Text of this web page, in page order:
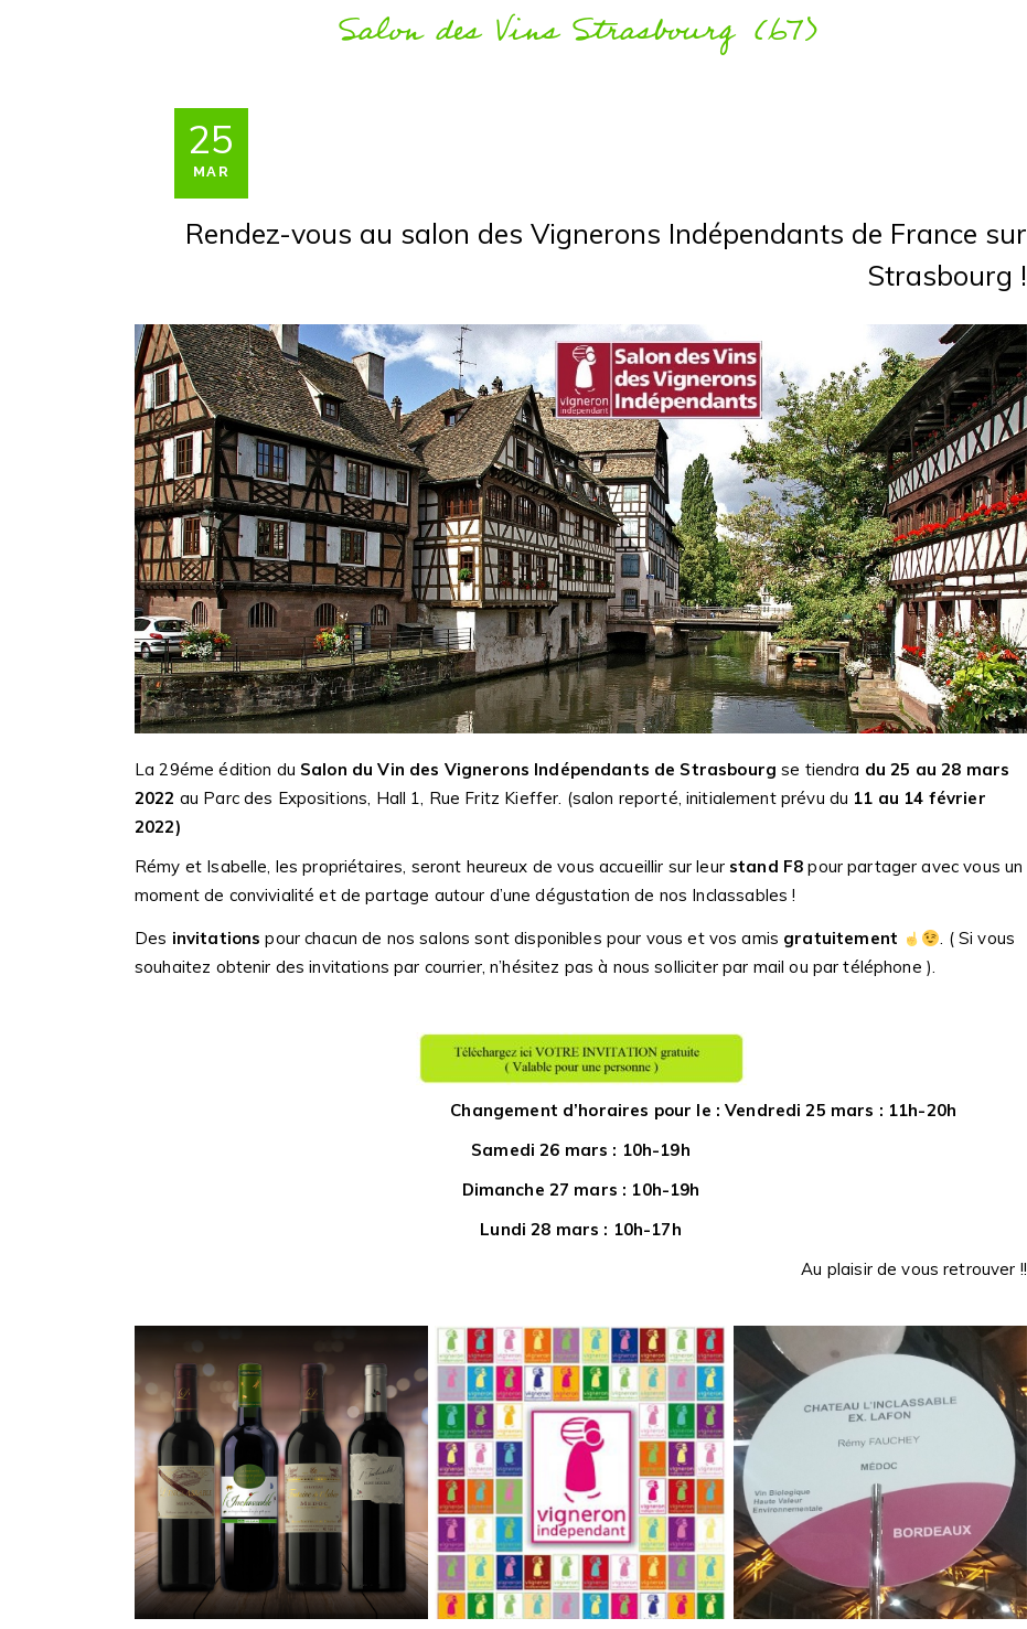
Salon des Vins Strasbourg (67)
25
MAR
Rendez-vous au salon des Vignerons Indépendants de France sur
Strasbourg !
La29éme édition du Salon du Vin des Vignerons Indépendants de Strasbourgse tiendra du 25 au 28 mars
2022 au Parc des Expositions, Hall 1, Rue Fritz Kieffer. (salon reporté, initialement prévu du 11 au 14 février
2022)
Rémy et Isabelle, les propriétaires, seront heureux de vous accueillir sur leur stand F8 pour partager avec vous un
moment de convivialité et de partage autour d’une dégustation de nos Inclassables !
Des invitations pour chacun de nos salons sont disponibles pour vous et vos amis gratuitement
. ( Si vous
souhaitez obtenir des invitations par courrier, n’hésitez pas à nous solliciter par mail ou par téléphone ).
Changement d’horaires pour le : Vendredi 25 mars : 11h-20h
Samedi 26 mars : 10h-19h
Dimanche 27 mars : 10h-19h
Lundi 28 mars : 10h-17h
Au plaisir de vous retrouver !!